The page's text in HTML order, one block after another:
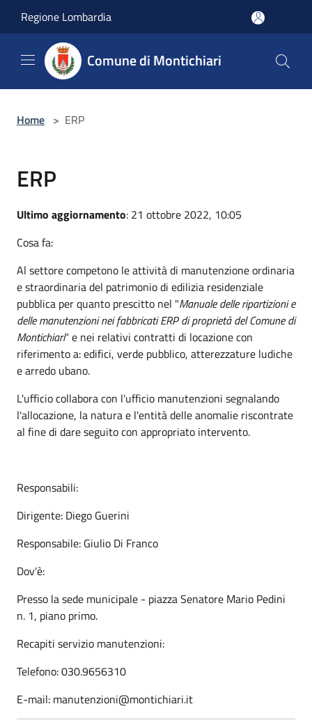
Regione Lombardia
Comune di Montichiari
Home > ERP
ERP
Ultimo aggiornamento: 21 ottobre 2022, 10:05
Cosa fa:
Al settore competono le attività di manutenzione ordinaria
e straordinaria del patrimonio di edilizia residenziale
pubblica per quanto prescitto nel "Manuale delle ripartizioni e
delle manutenzioni nei fabbricati ERP di proprietà del Comune di
Montichiari" e nei relativi contratti di locazione con
riferimento a: edifici, verde pubblico, atterezzature ludiche
e arredo ubano.
L'ufficio collabora con l'ufficio manutenzioni segnalando
l'allocazione, la natura e l'entità delle anomalie riscontrate
al fine di dare seguito con appropriato intervento.
Responsabili:
Dirigente: Diego Guerini
Responsabile: Giulio Di Franco
Dov'è:
Presso la sede municipale - piazza Senatore Mario Pedini
n. 1, piano primo.
Recapiti servizio manutenzioni:
Telefono: 030.9656310
E-mail: manutenzioni@montichiari.it